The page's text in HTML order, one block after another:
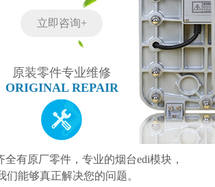
立即咨询+
原装零件专业维修
ORIGINAL REPAIR
全有原厂零件，专业的烟台edi模块，
们能够真正解决您的问题。